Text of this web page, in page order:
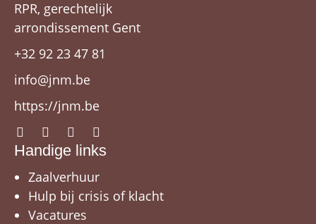
RPR, gerechtelijk
arrondissement Gent
+32 92 23 47 81
info@jnm.be
https://jnm.be
Handige links
Zaalverhuur
Hulp bij crisis of klacht
Vacatures